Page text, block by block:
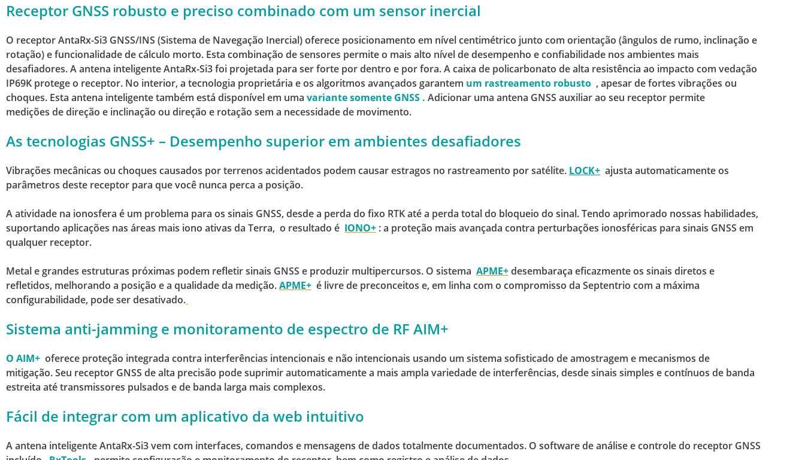
Receptor GNSS robusto e preciso combinado com um sensor inercial
O receptor AntaRx-Si3 GNSS/INS (Sistema de Navegação Inercial) oferece posicionamento em nível centimétrico junto com orientação (ângulos de rumo, inclinação e
rotação) e funcionalidade de cálculo morto. Esta combinação de sensores permite o mais alto nível de desempenho e confiabilidade nos ambientes mais
desafiadores.A antena inteligente AntaRx-Si3 foi projetada para ser forte por dentro e por fora.A caixa de policarbonato de alta resistência ao impacto com vedação
IP69K protege o receptor. No interior, a tecnologia proprietária e os algoritmos avançados garantem um rastreamento robusto , apesar de fortes vibrações ou
choques. Esta antena inteligente também está disponível em uma variante somente GNSS . Adicionar uma antena GNSS auxiliarao seu receptor permite
medições de direção e inclinação ou direção e rotação sem a necessidade de movimento.
As tecnologias GNSS+ – Desempenho superior em ambientes desafiadores
Vibrações mecânicas ou choques causados por terrenos acidentados podem causar estragos no rastreamento por satélite. LOCK+ ajusta automaticamente os
parâmetros deste receptor para que você nunca perca a posição.
A atividade na ionosfera é um problema para os sinais GNSS, desde a perda do fixo RTK até a perda total do bloqueio do sinal.Tendo aprimorado nossas habilidades,
suportando aplicações nas áreas mais iono ativas da Terra, o resultado é IONO+ : a proteção mais avançada contra perturbações ionosféricas para sinais GNSS em
qualquer receptor.
Metal e grandes estruturas próximas podem refletir sinais GNSS e produzir multipercursos. O sistema APME+desembaraça eficazmente os sinais diretos e
refletidos, melhorando a posição e a qualidade da medição.APME+ é livre de preconceitos e, em linha com o compromisso da Septentrio com a máxima
configurabilidade, pode ser desativado.
Sistema anti-jamming e monitoramento de espectro de RF AIM+
O AIM+ oferece proteção integrada contra interferências intencionais e não intencionais usando um sistema sofisticado de amostragem e mecanismos de
mitigação.Seu receptor GNSS de alta precisão pode suprimir automaticamente a mais ampla variedade de interferências, desde sinais simples e contínuos de banda
estreita até transmissores pulsados e de banda larga mais complexos.
Fácil de integrar com um aplicativo da web intuitivo
A antena inteligente AntaRx-Si3 vem com interfaces, comandos e mensagens de dados totalmente documentados. O software de análise e controle do receptor GNSS